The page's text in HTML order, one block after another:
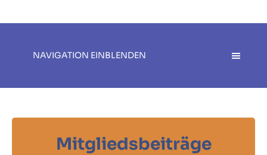
NAVIGATION EINBLENDEN
Mitgliedsbeiträge